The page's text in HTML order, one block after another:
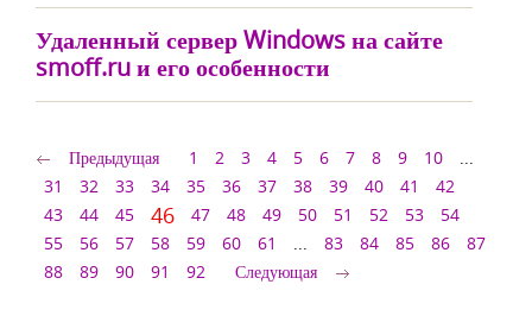
Удаленный сервер Windows на сайте
smoff.ru и его особенности
Предыдущая 1 2 3 4 5 6 7 8 9 10
...
31
32 33 34 35 36 37 38 39 40 41
42
43
44 45 46 47 48 49 50 51 52 53
54
55
56 57 58 59 60 61 ... 83 84 85 86
87
88
89 90 91 92 Следующая